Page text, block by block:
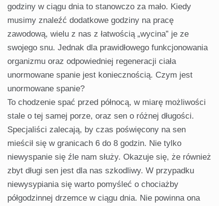
godziny w ciągu dnia to stanowczo za mało. Kiedy
musimy znaleźć dodatkowe godziny na pracę
zawodową, wielu z nas z łatwością „wycina” je ze
swojego snu. Jednak dla prawidłowego funkcjonowania
organizmu oraz odpowiedniej regeneracji ciała
unormowane spanie jest koniecznością. Czym jest
unormowane spanie?
To chodzenie spać przed północą, w miarę możliwości
stale o tej samej porze, oraz sen o różnej długości.
Specjaliści zalecają, by czas poświęcony na sen
mieścił się w granicach 6 do 8 godzin. Nie tylko
niewyspanie się źle nam służy. Okazuje się, że również
zbyt długi sen jest dla nas szkodliwy. W przypadku
niewysypiania się warto pomyśleć o chociażby
półgodzinnej drzemce w ciągu dnia. Nie powinna ona